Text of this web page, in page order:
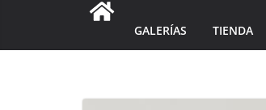
GALERÍAS TIENDA